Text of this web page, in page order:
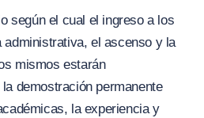
según el cual el ingreso a los
administrativa, el ascenso y la
mismos estarán
demostración permanente
la experiencia y